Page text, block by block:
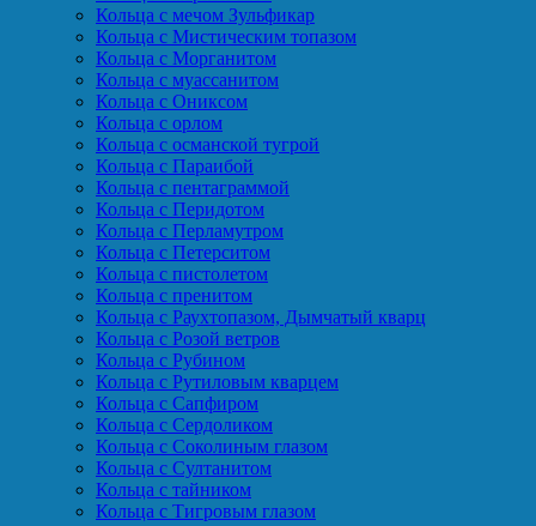
Кольца с мечом Зульфикар
Кольца с Мистическим топазом
Кольца с Морганитом
Кольца с муассанитом
Кольца с Ониксом
Кольца с орлом
Кольца с османской тугрой
Кольца с Параибой
Кольца с пентаграммой
Кольца с Перидотом
Кольца с Перламутром
Кольца с Петерситом
Кольца с пистолетом
Кольца с пренитом
Кольца с Раухтопазом, Дымчатый кварц
Кольца с Розой ветров
Кольца с Рубином
Кольца с Рутиловым кварцем
Кольца с Сапфиром
Кольца с Сердоликом
Кольца с Соколиным глазом
Кольца с Султанитом
Кольца с тайником
Кольца с Тигровым глазом